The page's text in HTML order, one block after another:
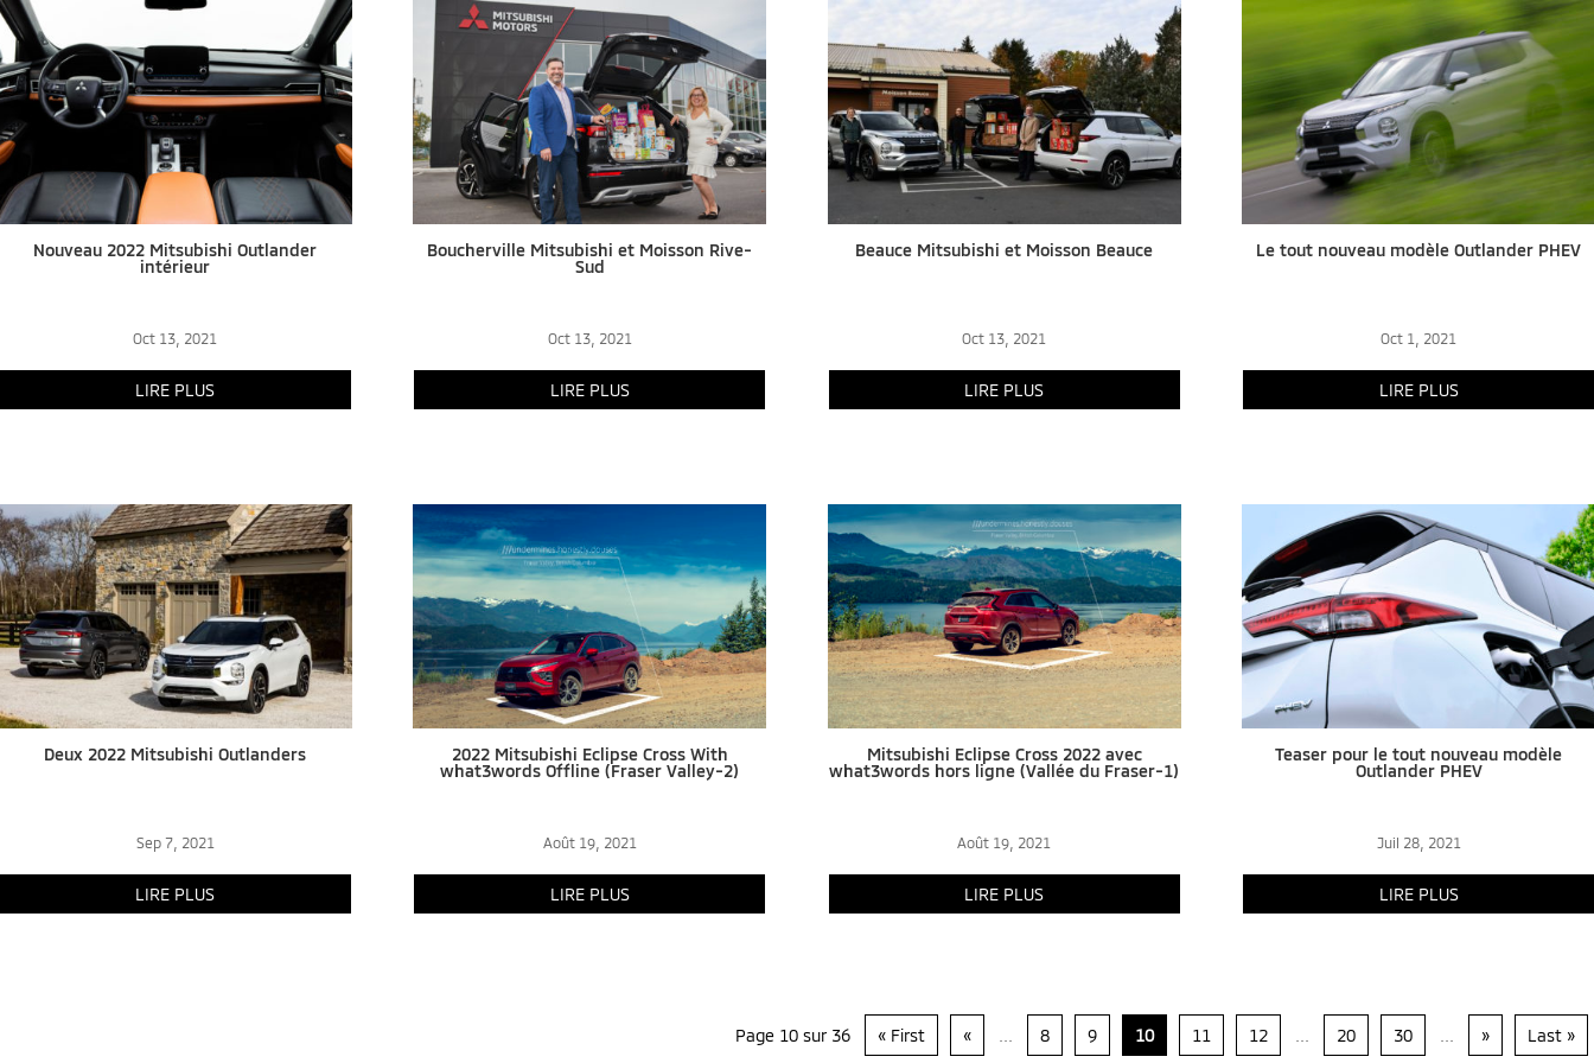
Nouveau 2022 Mitsubishi Outlander
intérieur
Oct 13, 2021
LIRE PLUS
Deux 2022 Mitsubishi Outlanders
Sep 7, 2021
LIRE PLUS
Boucherville Mitsubishi et Moisson Rive-
Sud
Oct 13, 2021
LIRE PLUS
2022 Mitsubishi Eclipse Cross With
what3words Offline (Fraser Valley-2)
Août 19, 2021
LIRE PLUS
Beauce Mitsubishi et Moisson Beauce
Oct 13, 2021
LIRE PLUS
Mitsubishi Eclipse Cross 2022 avec
what3words hors ligne (Vallée du Fraser-1)
Août 19, 2021
LIRE PLUS
Le tout nouveau modèle Outlander PHEV
Oct 1, 2021
LIRE PLUS
Teaser pour le tout nouveau modèle
Outlander PHEV
Juil 28, 2021
LIRE PLUS
Page 10 sur 36 « First « 8 9 10 11 12 20 30 » Last »